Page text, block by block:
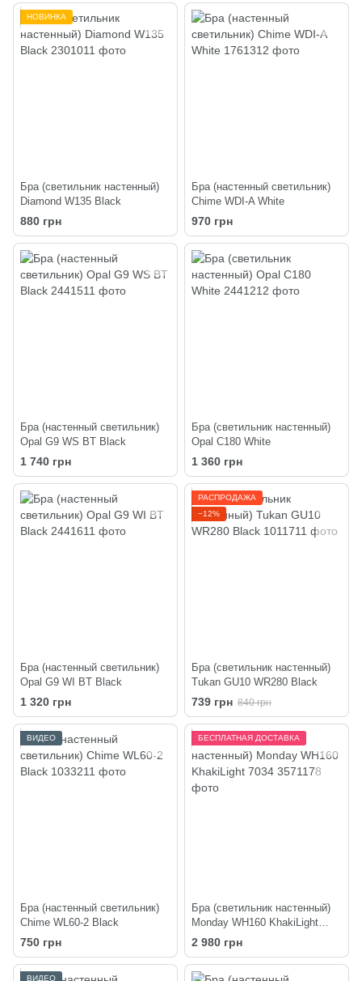
НОВИНКА
Бра (светильник настенный)
Diamond W135 Black
880 грн
Бра (настенный светильник)
Chime WDI-A White
970 грн
Бра (настенный светильник)
Opal G9 WS BT Black
1 740 грн
Бра (светильник настенный)
Opal C180 White
1 360 грн
Бра (настенный светильник)
Opal G9 WI BT Black
1 320 грн
РАСПРОДАЖА
−12%
Бра (светильник настенный)
Tukan GU10 WR280 Black
739 грн 840 грн
ВИДЕО
Бра (настенный светильник)
Chime WL60-2 Black
750 грн
БЕСПЛАТНАЯ ДОСТАВКА
Бра (светильник настенный)
Monday WH160 KhakiLight
7034
2 980 грн
ВИДЕО